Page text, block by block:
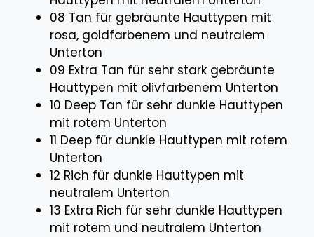
08 Tan für gebräunte Hauttypen mit
rosa, goldfarbenem und neutralem
Unterton
09 Extra Tan für sehr stark gebräunte
Hauttypen mit olivfarbenem Unterton
10 Deep Tan für sehr dunkle Hauttypen
mit rotem Unterton
11 Deep für dunkle Hauttypen mit rotem
Unterton
12 Rich für dunkle Hauttypen mit
neutralem Unterton
13 Extra Rich für sehr dunkle Hauttypen
mit rotem und neutralem Unterton